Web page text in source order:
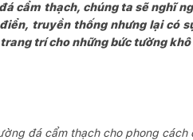
cẩm thạch, chúng ta sẽ nghĩ
truyền thống nhưng lại có
trí cho những bức tường
đá cẩm thạch cho phong cách